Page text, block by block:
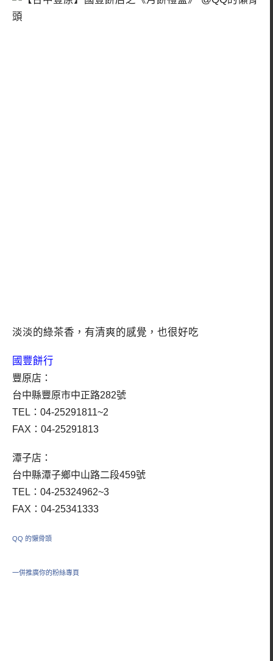
淡淡的綠茶香，有清爽的感覺，也很好吃
國豐餅行
豐原店：
台中縣豐原市中正路282號
TEL：04-25291811~2
FAX：04-25291813
潭子店：
台中縣潭子鄉中山路二段459號
TEL：04-25324962~3
FAX：04-25341333
QQ 的懶骨頭
一併推廣你的粉絲專頁